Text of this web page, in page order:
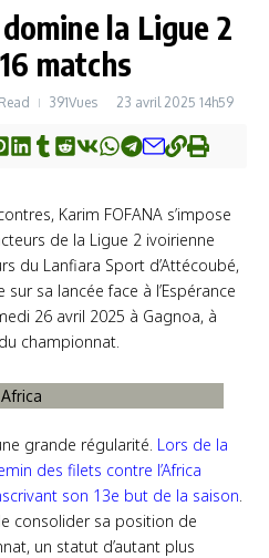
la Ligue 2
matchs
391Vues 23 avril 2025 14h59
Karim FOFANA s’impose
de la Ligue 2 ivoirienne
du Lanfiara Sport d’Attécoubé,
sa lancée face à l’Espérance
26 avril 2025 à Gagnoa, à
championnat.
grande régularité. Lors de la
des filets contre l’Africa
son 13e but de la saison.
consolider sa position de
un statut d’autant plus